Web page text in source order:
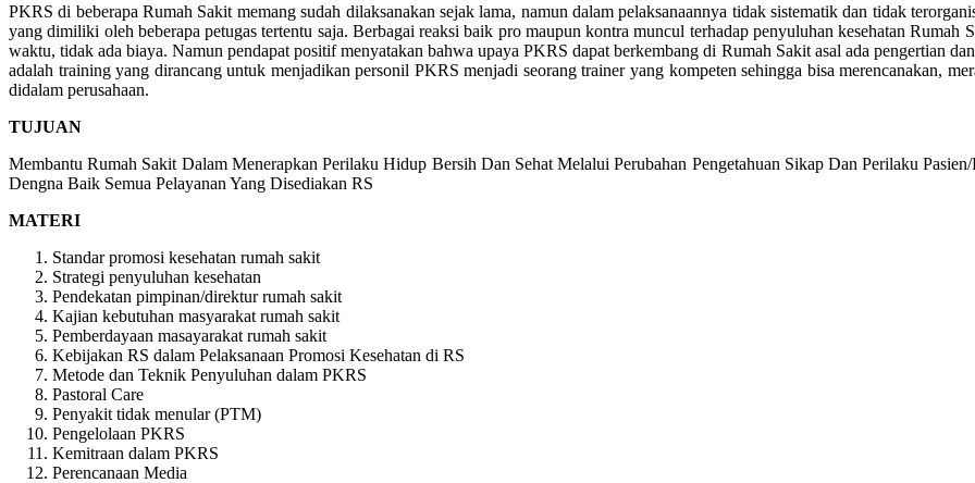
PKRS di beberapa Rumah Sakit memang sudah dilaksanakan sejak lama, namun dalam pelaksanaannya tidak sistematik dan tidak
yang dimiliki oleh beberapa petugas tertentu saja. Berbagai reaksi baik pro maupun kontra muncul terhadap penyuluhan kesehatan Rumah
waktu, tidak ada biaya. Namun pendapat positif menyatakan bahwa upaya PKRS dapat berkembang di Rumah Sakit asal ada pengertian
adalah training yang dirancang untuk menjadikan personil PKRS menjadi seorang trainer yang kompeten sehingga bisa merencanakan,
didalam perusahaan.
TUJUAN
Membantu Rumah Sakit Dalam Menerapkan Perilaku Hidup Bersih Dan Sehat Melalui Perubahan Pengetahuan Sikap Dan Perilaku
Dengna Baik Semua Pelayanan Yang Disediakan RS
MATERI
Standar promosi kesehatan rumah sakit
Strategi penyuluhan kesehatan
Pendekatan pimpinan/direktur rumah sakit
Kajian kebutuhan masyarakat rumah sakit
Pemberdayaan masayarakat rumah sakit
Kebijakan RS dalam Pelaksanaan Promosi Kesehatan di RS
Metode dan Teknik Penyuluhan dalam PKRS
Pastoral Care
Penyakit tidak menular (PTM)
Pengelolaan PKRS
Kemitraan dalam PKRS
Perencanaan Media